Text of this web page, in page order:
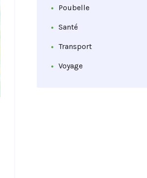
Poubelle
Santé
Transport
Voyage